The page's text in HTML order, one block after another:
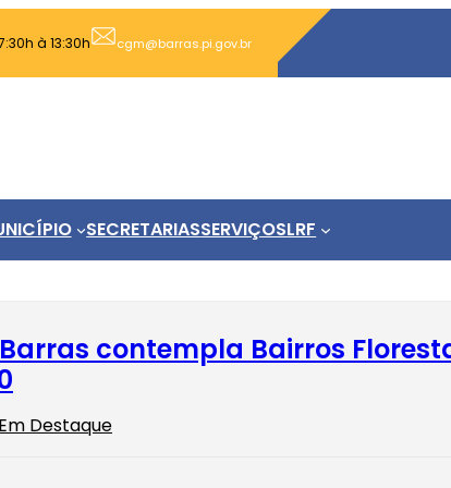
à 13:30h cgm@barras.pi.gov.br
SECRETARIASSERVIÇOSLRF
contempla Bairros
Destaque